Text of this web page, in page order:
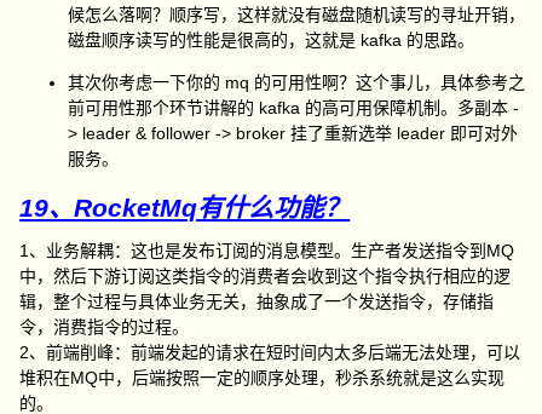
候怎么落啊？顺序写，这样就没有磁盘随机读写的寻址开销，
磁盘顺序读写的性能是很高的，这就是 kafka 的思路。
其次你考虑一下你的 mq 的可用性啊？这个事儿，具体参考之
前可用性那个环节讲解的 kafka 的高可用保障机制。多副本 -
> leader & follower -> broker 挂了重新选举 leader 即可对外
服务。
19、RocketMq有什么功能？
1、业务解耦：这也是发布订阅的消息模型。生产者发送指令到MQ
中，然后下游订阅这类指令的消费者会收到这个指令执行相应的逻
辑，整个过程与具体业务无关，抽象成了一个发送指令，存储指
令，消费指令的过程。
2、前端削峰：前端发起的请求在短时间内太多后端无法处理，可以
堆积在MQ中，后端按照一定的顺序处理，秒杀系统就是这么实现
的。